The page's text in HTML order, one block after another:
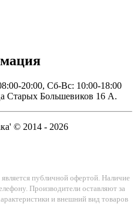
20:00, Сб-Вс: 10:00-18:00
Старых Большевиков 16 А.
© 2014 - 2026
публичной офертой. Наличие
Производители оставляют за
и внешний вид товаров